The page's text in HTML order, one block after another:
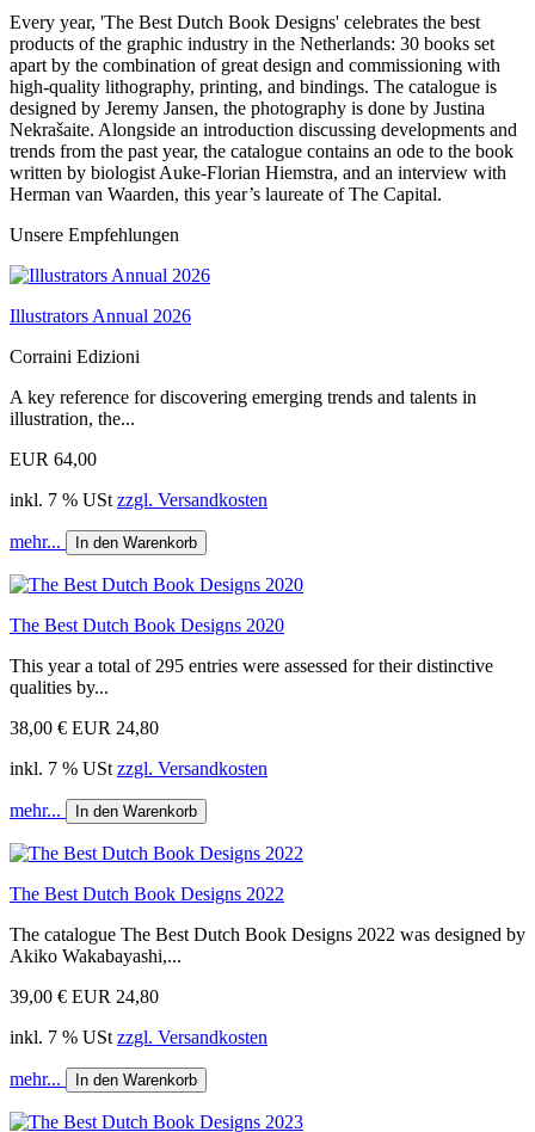
Every year, 'The Best Dutch Book Designs' celebrates the best
products of the graphic industry in the Netherlands: 30 books set
apart by the combination of great design and commissioning with
high-quality lithography, printing, and bindings. The catalogue is
designed by Jeremy Jansen, the photography is done by Justina
Nekrašaite. Alongside an introduction discussing developments and
trends from the past year, the catalogue contains an ode to the book
written by biologist Auke-Florian Hiemstra, and an interview with
Herman van Waarden, this year’s laureate of The Capital.
Unsere Empfehlungen
Illustrators Annual 2026
Corraini Edizioni
A key reference for discovering emerging trends and talents in
illustration, the...
EUR 64,00
inkl. 7 % USt zzgl. Versandkosten
mehr... In den Warenkorb
The Best Dutch Book Designs 2020
This year a total of 295 entries were assessed for their distinctive
qualities by...
38,00 € EUR 24,80
inkl. 7 % USt zzgl. Versandkosten
mehr... In den Warenkorb
The Best Dutch Book Designs 2022
The catalogue The Best Dutch Book Designs 2022 was designed by
Akiko Wakabayashi,...
39,00 € EUR 24,80
inkl. 7 % USt zzgl. Versandkosten
mehr... In den Warenkorb